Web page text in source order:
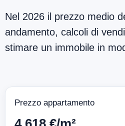
Nel 2026 il prezzo medio
andamento, calcoli di
stimare un immobile in
Prezzo appartamento